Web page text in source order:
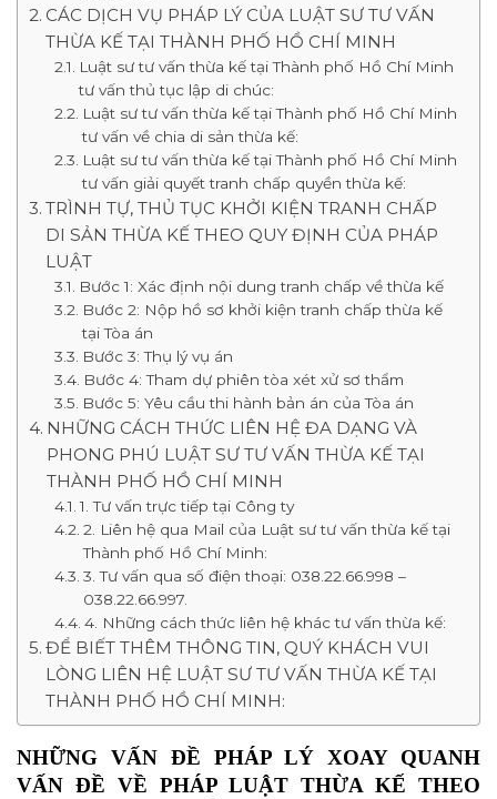
CÁC DỊCH VỤ PHÁP LÝ CỦA LUẬT SƯ TƯ VẤN
THỪA KẾ TẠI THÀNH PHỐ HỒ CHÍ MINH
Luật sư tư vấn thừa kế tại Thành phố Hồ Chí Minh
tư vấn thủ tục lập di chúc:
Luật sư tư vấn thừa kế tại Thành phố Hồ Chí Minh
tư vấn về chia di sản thừa kế:
Luật sư tư vấn thừa kế tại Thành phố Hồ Chí Minh
tư vấn giải quyết tranh chấp quyền thừa kế:
TRÌNH TỰ, THỦ TỤC KHỞI KIỆN TRANH CHẤP
DI SẢN THỪA KẾ THEO QUY ĐỊNH CỦA PHÁP
LUẬT
Bước 1: Xác định nội dung tranh chấp về thừa kế
Bước 2: Nộp hồ sơ khởi kiện tranh chấp thừa kế
tại Tòa án
Bước 3: Thụ lý vụ án
Bước 4: Tham dự phiên tòa xét xử sơ thẩm
Bước 5: Yêu cầu thi hành bản án của Tòa án
NHỮNG CÁCH THỨC LIÊN HỆ ĐA DẠNG VÀ
PHONG PHÚ LUẬT SƯ TƯ VẤN THỪA KẾ TẠI
THÀNH PHỐ HỒ CHÍ MINH
1. Tư vấn trực tiếp tại Công ty
2. Liên hệ qua Mail của Luật sư tư vấn thừa kế tại
Thành phố Hồ Chí Minh:
3. Tư vấn qua số điện thoại: 038.22.66.998 –
038.22.66.997.
4. Những cách thức liên hệ khác tư vấn thừa kế:
ĐỂ BIẾT THÊM THÔNG TIN, QUÝ KHÁCH VUI
LÒNG LIÊN HỆ LUẬT SƯ TƯ VẤN THỪA KẾ TẠI
THÀNH PHỐ HỒ CHÍ MINH:
NHỮNG VẤN ĐỀ PHÁP LÝ XOAY QUANH
VẤN ĐỀ VỀ PHÁP LUẬT THỪA KẾ THEO